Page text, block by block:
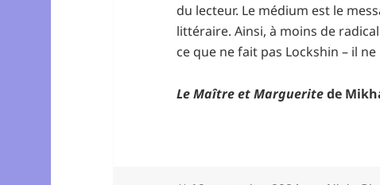
du lecteur. Le médium est le
littéraire. Ainsi, à moins de
ce que ne fait pas Lockshin – il
Le Maître et Margueritede